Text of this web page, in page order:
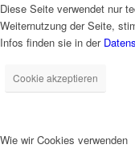
Diese Seite verwendet nur
Weiternutzung der Seite,
Infos finden sie in der
Cookie akzeptieren
Wie wir Cookies verwenden